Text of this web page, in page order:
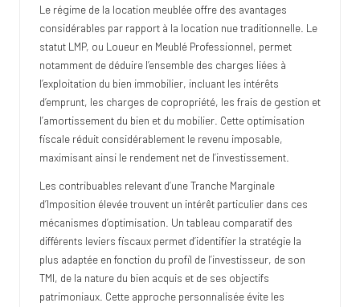
Le régime de la location meublée offre des avantages
considérables par rapport à la location nue traditionnelle. Le
statut LMP, ou Loueur en Meublé Professionnel, permet
notamment de déduire l’ensemble des charges liées à
l’exploitation du bien immobilier, incluant les intérêts
d’emprunt, les charges de copropriété, les frais de gestion et
l’amortissement du bien et du mobilier. Cette optimisation
fiscale réduit considérablement le revenu imposable,
maximisant ainsi le rendement net de l’investissement.
Les contribuables relevant d’une Tranche Marginale
d’Imposition élevée trouvent un intérêt particulier dans ces
mécanismes d’optimisation. Un tableau comparatif des
différents leviers fiscaux permet d’identifier la stratégie la
plus adaptée en fonction du profil de l’investisseur, de son
TMI, de la nature du bien acquis et de ses objectifs
patrimoniaux. Cette approche personnalisée évite les